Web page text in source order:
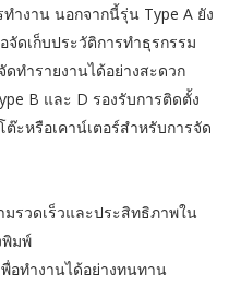
ำงาน นอกจากนี้รุ่น Type A ยัง
จัดเก็บประวัติการทำธุรกรรม
ทำรายงานได้อย่างสะดวก
B และ D รองรับการติดตั้ง
ะหรือเคาน์เตอร์สำหรับการจัด
มรวดเร็วและประสิทธิภาพใน
พิมพ์
อทำงานได้อย่างทนทาน